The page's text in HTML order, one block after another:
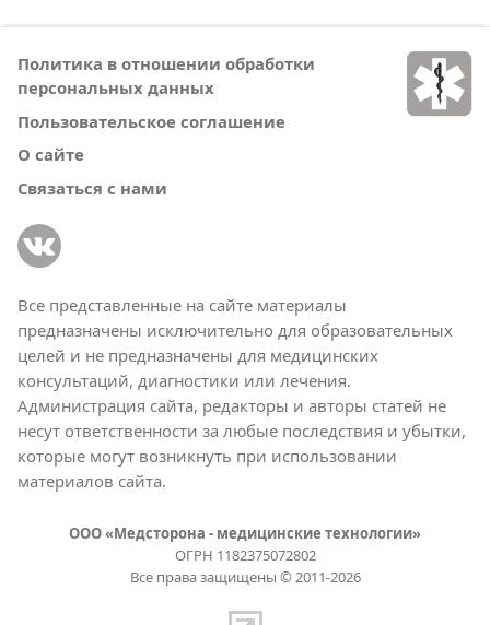
Политика в отношении обработки
персональных данных
Пользовательское соглашение
О сайте
Связаться с нами
Все представленные на сайте материалы
предназначены исключительно для образовательных
целей и не предназначены для медицинских
консультаций, диагностики или лечения.
Администрация сайта, редакторы и авторы статей не
несут ответственности за любые последствия и убытки,
которые могут возникнуть при использовании
материалов сайта.
ООО «Медсторона - медицинские технологии»
ОГРН 1182375072802
Все права защищены © 2011-2026